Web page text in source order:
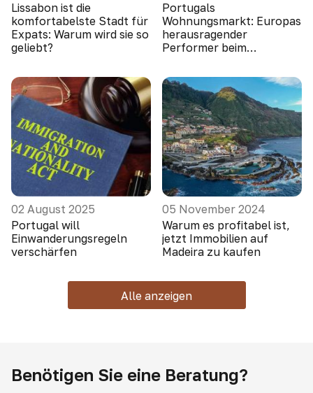
Lissabon ist die
komfortabelste Stadt für
Expats: Warum wird sie so
geliebt?
Portugals
Wohnungsmarkt: Europas
herausragender
Performer beim
02 August 2025
Portugal will
Einwanderungsregeln
verschärfen
05 November 2024
Warum es profitabel ist,
jetzt Immobilien auf
Madeira zu kaufen
Alle anzeigen
Benötigen Sie eine Beratung?